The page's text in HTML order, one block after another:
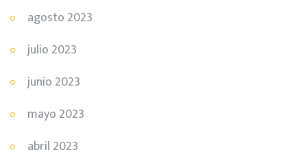
agosto 2023
julio 2023
junio 2023
mayo 2023
abril 2023